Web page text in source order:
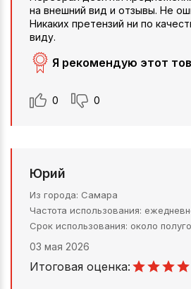
на внешний вид и отзывы. Не
Никаких претензий ни по
виду.
Я рекомендую этот
0 0
Юрий
Из города Самара
Частота использования
Срок использования около
03 мая 2026
Итоговая оценка: